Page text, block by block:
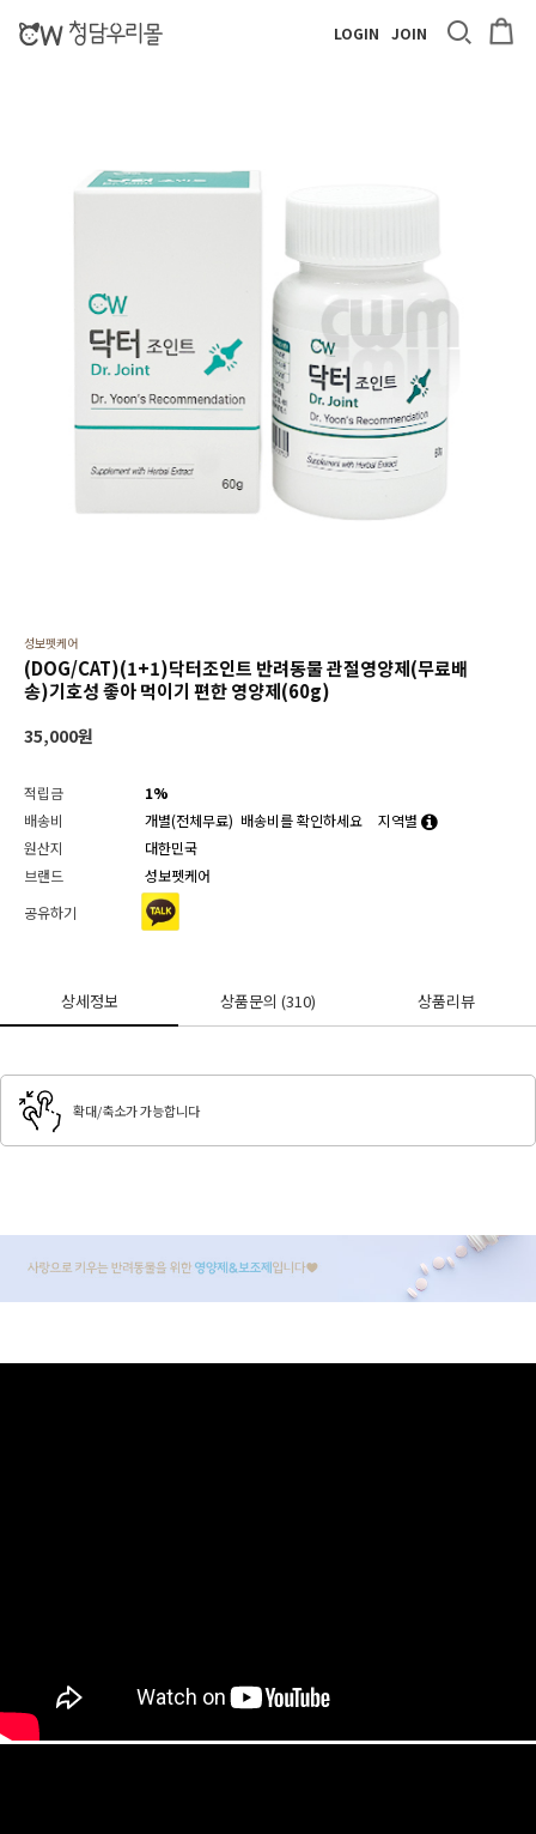
LOGIN JOIN
성보펫케어
(DOG/CAT)(1+1)닥터조인트 반려동물 관절영양제(무료배
송)기호성 좋아 먹이기 편한 영양제(60g)
35,000원
적립금
1%
배송비
개별(전체무료) 배송비를 확인하세요
지역별
원산지
대한민국
브랜드
성보펫케어
공유하기
상세정보 상품문의 (310) 상품리뷰
확대/축소가 가능합니다